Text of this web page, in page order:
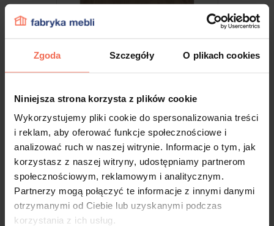
Zgoda Szczegóły O plikach cookies
Niniejsza strona korzysta z plików cookie
Wykorzystujemy pliki cookie do spersonalizowania treści
i reklam, aby oferować funkcje społecznościowe i
analizować ruch w naszej witrynie. Informacje o tym, jak
korzystasz z naszej witryny, udostępniamy partnerom
społecznościowym, reklamowym i analitycznym.
Partnerzy mogą połączyć te informacje z innymi danymi
otrzymanymi od Ciebie lub uzyskanymi podczas
korzystania z ich usług.
Egger - Próbka Dąb denver truflowy
H1399 ST10 300x200x18
9,99 zł